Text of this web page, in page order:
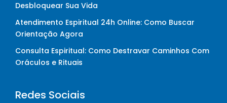
Desbloquear Sua Vida
Atendimento Espiritual 24h Online: Como Buscar
Orientação Agora
Consulta Espiritual: Como Destravar Caminhos Com
Oráculos e Rituais
Redes Sociais